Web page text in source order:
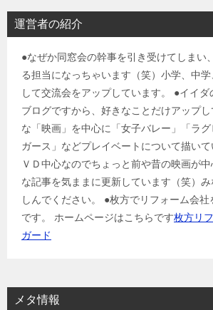
運営者の紹介
●なぜか同窓会の幹事を引き受けてしまい
る担当になっちゃいます（笑）小学、中
して交流会をアップしています。 ●イイ
ブログですから、好きなことだけアップ
な「映画」を中心に「女子バレー」「ラ
ガース」などプレイベートについて描い
ＶＤ中心なのでちょっと前や昔の映画が
な記事を気ままに更新しています（笑）
しんでください。 ●枚方でリフォーム会
です。 ホームページはこちらです枚方リ
ガード
メタ情報